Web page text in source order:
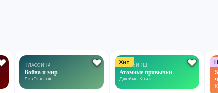
КЛАССИКА
Война и мир
Лев Толстой
Хит
НОН-ФИКШН
Атомные привычки
Джеймс Клир